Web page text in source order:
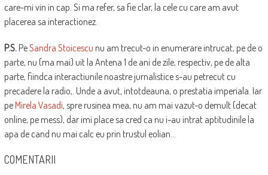
care-mi vin in cap. Si ma refer, sa fie clar, la cele cu care am avut
placerea sa interactionez.
P.S.PeSandra Stoicescu nu am trecut-o in enumerare intrucat, pe de o
parte, nu (ma mai) uit la Antena 1 de ani de zile, respectiv, pe de alta
parte, fiindca interactiunile noastre jurnalistice s-au petrecut cu
precadere la radio,. Unde a avut, intotdeauna, o prestatia imperiala. Iar
peMirela Vasadi, spre rusinea mea, nu am mai vazut-o demult (decat
online, pe mess), dar imi place sa cred ca nu i-au intrat aptitudinile la
apa de cand nu mai calc eu prin trustul eolian…
COMENTARII